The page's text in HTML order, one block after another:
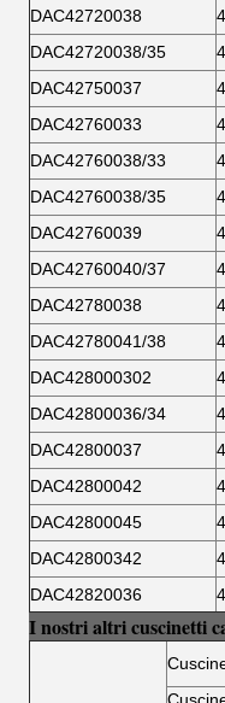
DAC42720038
DAC42720038/35
DAC42750037
DAC42760033
DAC42760038/33
DAC42760038/35
DAC42760039
DAC42760040/37
DAC42780038
DAC42780041/38
DAC428000302
DAC42800036/34
DAC42800037
DAC42800042
DAC42800045
DAC42800342
DAC42820036
I nostri altri cuscinetti